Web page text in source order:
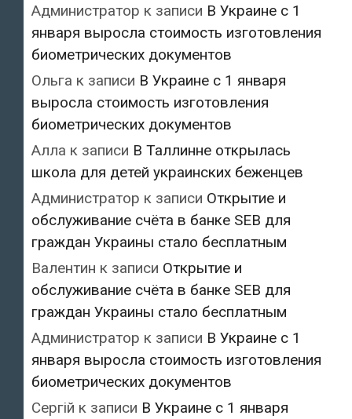
Администратор к записи В Украине с 1
января выросла стоимость изготовления
биометрических документов
Ольга к записи В Украине с 1 января
выросла стоимость изготовления
биометрических документов
Алла к записи В Таллинне открылась
школа для детей украинских беженцев
Администратор к записи Открытие и
обслуживание счёта в банке SEB для
граждан Украины стало бесплатным
Валентин к записи Открытие и
обслуживание счёта в банке SEB для
граждан Украины стало бесплатным
Администратор к записи В Украине с 1
января выросла стоимость изготовления
биометрических документов
Сергій к записи В Украине с 1 января